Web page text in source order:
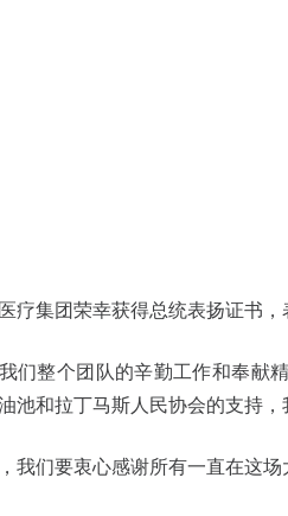
疗集团荣幸获得总统表扬证书，
们整个团队的辛勤工作和奉献
池和拉丁马斯人民协会的支持
我们要衷心感谢所有一直在这